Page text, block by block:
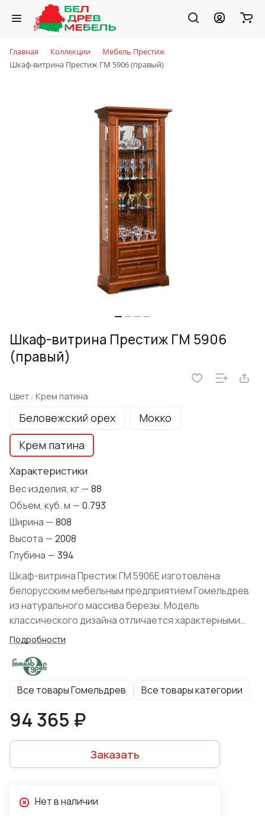
Главная Коллекции
Мебель Престиж
Шкаф-витрина Престиж ГМ 5906 (правый)
Шкаф-витрина Престиж ГМ 5906
(правый)
Цвет : Крем патина
Беловежский орех
Мокко
Крем патина
Характеристики
Вес изделия, кг — 88
Объем, куб. м — 0.793
Ширина — 808
Высота — 2008
Глубина — 394
Шкаф-витрина Престиж ГМ 5906Е изготовлена
белорусским мебельным предприятием Гомельдрев
из натурального массива березы. Модель
классического дизайна отличается характерными
для стиля элегантностью форм и благородством
конструкции, использование эксклюзивной
фурнитуры и филенчатых накладок.
Подробности
Все товары Гомельдрев Все товары категории
94 365 ₽
Заказать
Нет в наличии